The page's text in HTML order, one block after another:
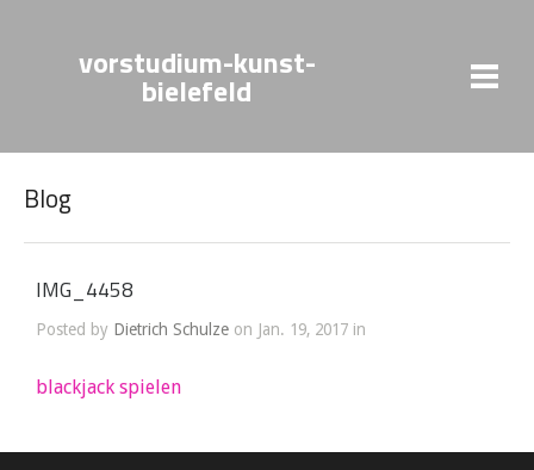
vorstudium-kunst-
bielefeld
Blog
IMG_4458
Posted by Dietrich Schulze on Jan. 19, 2017 in
blackjack spielen